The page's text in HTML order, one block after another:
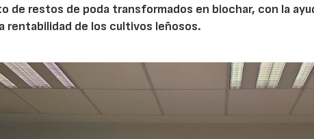
de restos de poda transformados en biochar, con la
rentabilidad de los cultivos leñosos.